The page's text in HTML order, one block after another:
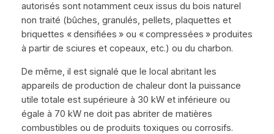
autorisés sont notamment ceux issus du bois naturel
non traité (bûches, granulés, pellets, plaquettes et
briquettes « densifiées » ou « compressées » produites
à partir de sciures et copeaux, etc.) ou du charbon.
De même, il est signalé que le local abritant les
appareils de production de chaleur dont la puissance
utile totale est supérieure à 30 kW et inférieure ou
égale à 70 kW ne doit pas abriter de matières
combustibles ou de produits toxiques ou corrosifs.